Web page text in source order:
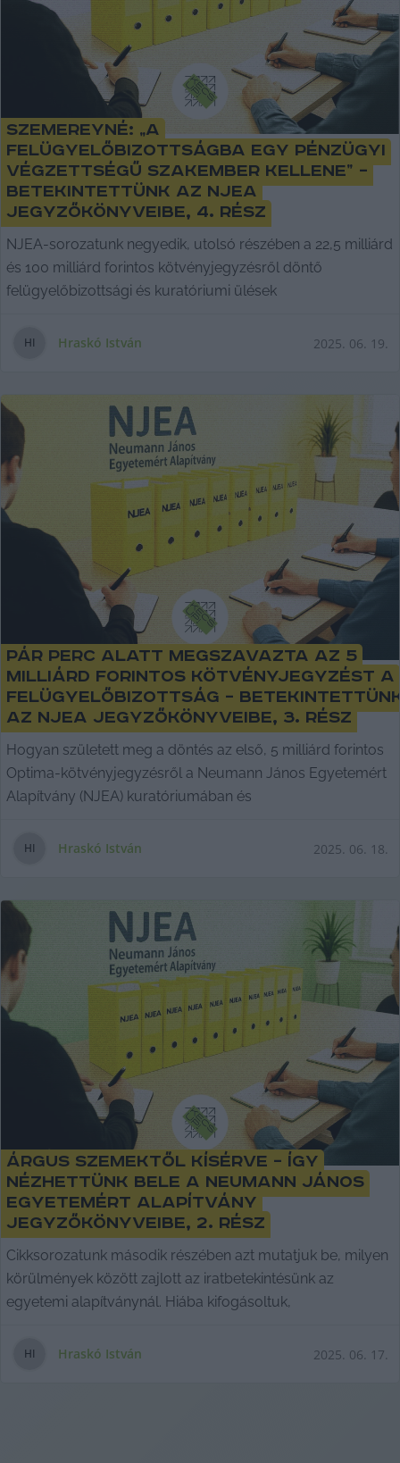
Szemereyné: „a
felügyelőbizottságba egy pénzügyi
végzettségű szakember kellene” –
betekintettünk az NJEA
jegyzőkönyveibe, 4. rész
NJEA-sorozatunk negyedik, utolsó részében a 22,5 milliárd
és 100 milliárd forintos kötvényjegyzésről döntő
felügyelőbizottsági és kuratóriumi ülések
HI Hraskó István 2025. 06. 19.
Pár perc alatt megszavazta az 5
milliárd forintos kötvényjegyzést a
felügyelőbizottság –
az NJEA jegyzőkönyveibe, 3. rész
Hogyan született meg a döntés az első, 5 milliárd forintos
Optima-kötvényjegyzésről a Neumann János Egyetemért
Alapítvány (NJEA) kuratóriumában és
HI Hraskó István 2025. 06. 18.
Árgus szemektől kísérve – így
nézhettünk bele a Neumann János
Egyetemért Alapítvány
jegyzőkönyveibe, 2. rész
Cikksorozatunk második részében azt mutatjuk be, milyen
körülmények között zajlott az iratbetekintésünk az
egyetemi alapítványnál. Hiába kifogásoltuk,
HI Hraskó István 2025. 06. 17.